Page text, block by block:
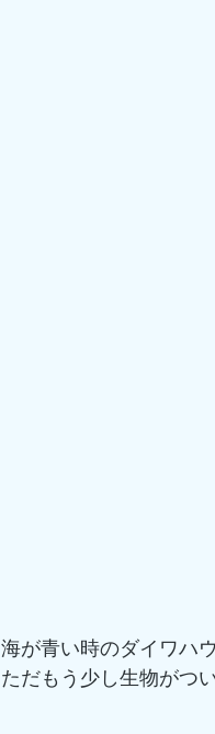
海が青い時のダイワハ
ただもう少し生物がつ